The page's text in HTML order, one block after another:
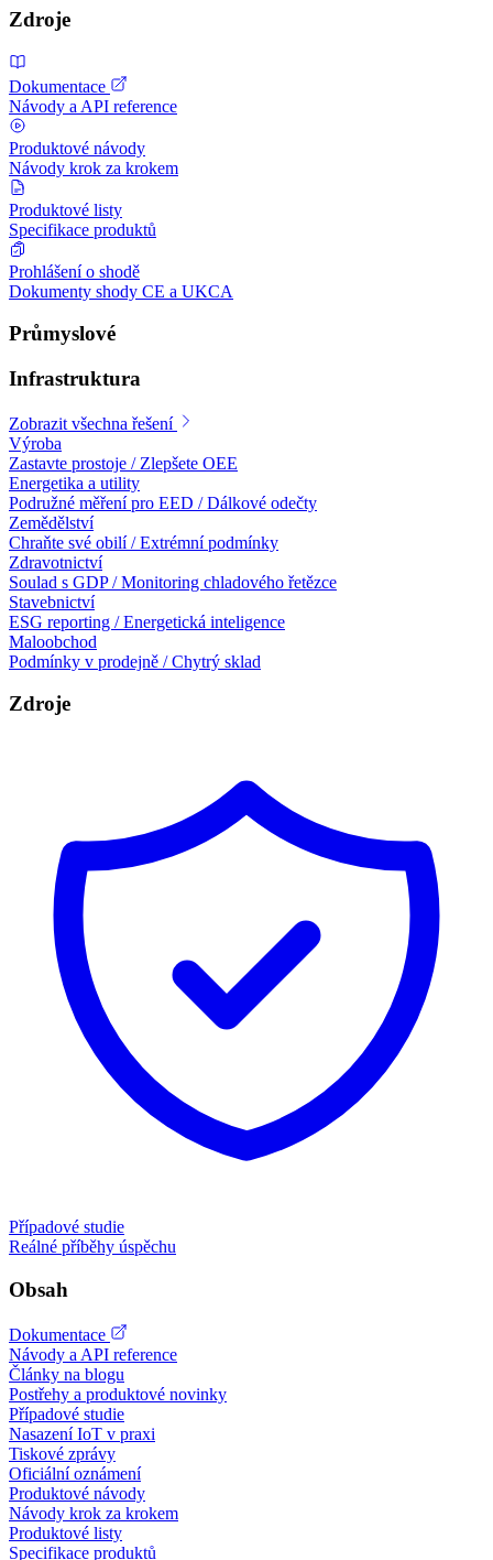
Zdroje
Dokumentace
Návody a API reference
Produktové návody
Návody krok za krokem
Produktové listy
Specifikace produktů
Prohlášení o shodě
Dokumenty shody CE a UKCA
Průmyslové
Infrastruktura
Zobrazit všechna řešení
Výroba
Zastavte prostoje / Zlepšete OEE
Energetika a utility
Podružné měření pro EED / Dálkové odečty
Zemědělství
Chraňte své obilí / Extrémní podmínky
Zdravotnictví
Soulad s GDP / Monitoring chladového řetězce
Stavebnictví
ESG reporting / Energetická inteligence
Maloobchod
Podmínky v prodejně / Chytrý sklad
Zdroje
Případové studie
Reálné příběhy úspěchu
Obsah
Dokumentace
Návody a API reference
Články na blogu
Postřehy a produktové novinky
Případové studie
Nasazení IoT v praxi
Tiskové zprávy
Oficiální oznámení
Produktové návody
Návody krok za krokem
Produktové listy
Specifikace produktů